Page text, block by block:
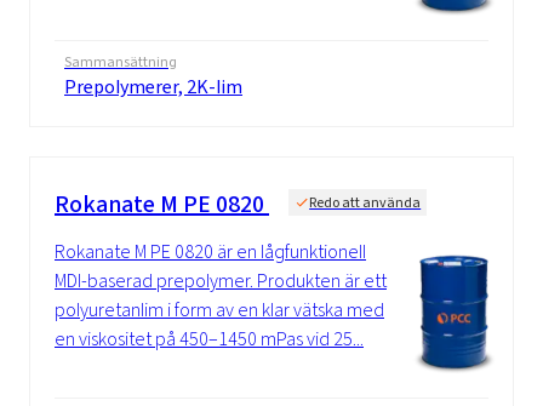
Sammansättning
Prepolymerer, 2K-lim
Rokanate M PE 0820 Redo att använda
Rokanate M PE 0820 är en lågfunktionell
MDI-baserad prepolymer. Produkten är ett
polyuretanlim i form av en klar vätska med
en viskositet på 450–1450 mPas vid 25...